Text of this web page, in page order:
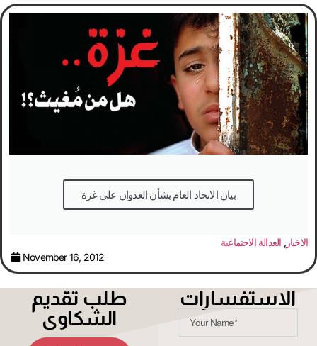
بيان الانحاد العام بشأن العدوان على غزة
الاخبار, العدالة الاجتماعية
November 16, 2012
طلب تقديم
الشكاوى
الاستفسارات